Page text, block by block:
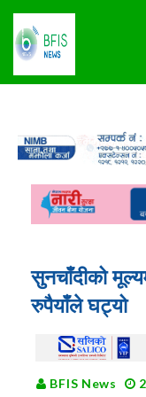
सुनचाँदीको
रुपैयाँले घट्यो
BFIS News